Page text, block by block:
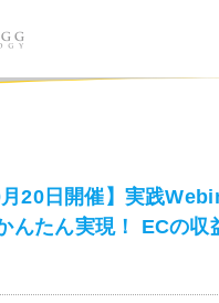
20日開催】実践
んたん実現！ ECの